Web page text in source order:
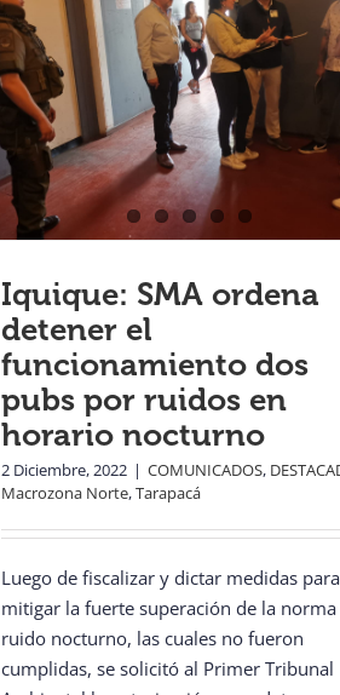
Iquique: SMA ordena
detener el
funcionamiento dos
pubs por ruidos en
horario nocturno
2 Diciembre, 2022 | COMUNICADOS,
Macrozona Norte,Tarapacá
Luego de fiscalizar y dictar medidas para
mitigar la fuerte superación de la norma
ruido nocturno, las cuales no fueron
cumplidas, se solicitó al Primer Tribunal